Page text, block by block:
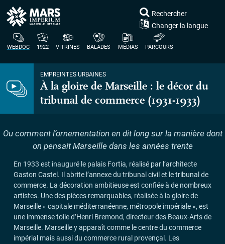
WEBDOC 1922 VITRINES BALADES MÉDIAS PARCOURS
Rechercher
Changer la langue
EMPREINTES URBAINES
À la gloire de Marseille : le décor du
tribunal de commerce (1931-1933)
Ou comment l’ornementation en dit long sur la manière dont
on pensait Marseille dans les années trente
En 1933 est inauguré le palais Fortia, réalisé par l’architecte
Gaston Castel. Il abrite l’annexe du tribunal civil et le tribunal de
commerce. La décoration ambitieuse est confiée à de nombreux
artistes. Une des pièces remarquables, réalisée à la gloire de
Marseille « capitale méditerranéenne, métropole impériale », est
une immense toile d’Henri Bremond, directeur des Beaux-Arts de
Marseille. Marseille y apparaît comme le centre du commerce
impérial mais aussi du commerce rural provençal. Les